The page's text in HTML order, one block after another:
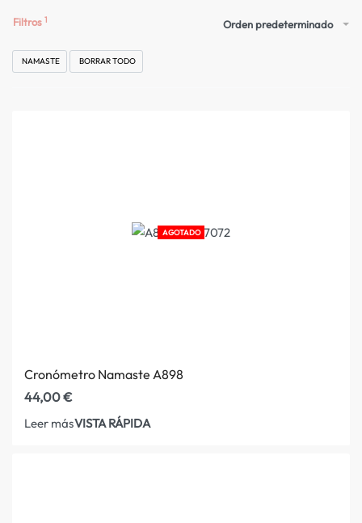
Orden predeterminado
Filtros
NAMASTE BORRAR TODO
AGOTADO
Cronómetro Namaste A898
44,00€
Leer másVISTA RÁPIDA